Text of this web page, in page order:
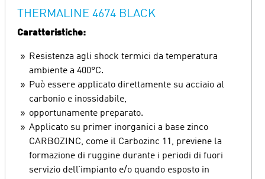
THERMALINE 4674 BLACK
Caratteristiche:
Resistenza agli shock termici da temperatura
ambiente a 400°C.
Può essere applicato direttamente su acciaio al
carbonio e inossidabile,
opportunamente preparato.
Applicato su primer inorganici a base zinco
CARBOZINC, come il Carbozinc 11, previene la
formazione di ruggine durante i periodi di fuori
servizio dell’impianto e/o quando esposto in